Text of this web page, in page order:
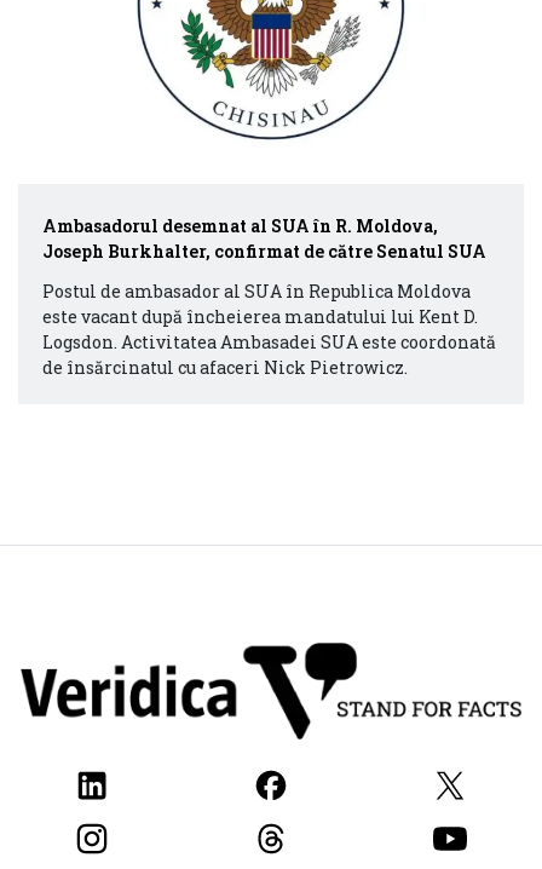
Ambasadorul desemnat al SUA în R. Moldova,
Joseph Burkhalter, confirmat de către Senatul SUA
Postul de ambasador al SUA în Republica Moldova
este vacant după încheierea mandatului lui Kent D.
Logsdon. Activitatea Ambasadei SUA este coordonată
de însărcinatul cu afaceri Nick Pietrowicz.